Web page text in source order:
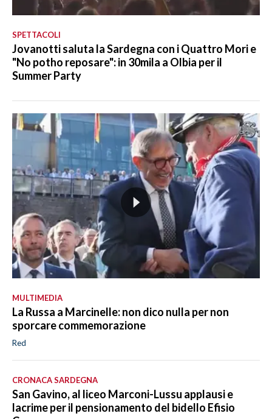
SPETTACOLI
Jovanotti saluta la Sardegna con i Quattro Mori e
"No potho reposare": in 30mila a Olbia per il
Summer Party
MULTIMEDIA
La Russa a Marcinelle: non dico nulla per non
sporcare commemorazione
Red
CRONACA SARDEGNA
San Gavino, al liceo Marconi-Lussu applausi e
lacrime per il pensionamento del bidello Efisio